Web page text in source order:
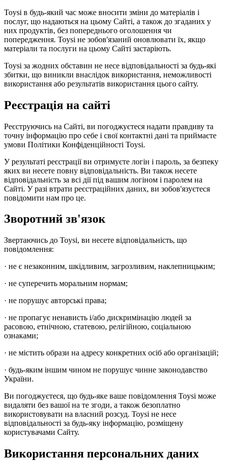
Toysi в будь-який час може вносити зміни до матеріалів і
послуг, що надаються на цьому Сайті, а також до згаданих у
них продуктів, без попереднього оголошення чи
попередження. Toysi не зобов'язаний оновлювати їх, якщо
матеріали та послуги на цьому Сайті застаріють.
Toysi за жодних обставин не несе відповідальності за будь-які
збитки, що виникли внаслідок використання, неможливості
використання або результатів використання цього сайту.
Реєстрація на сайті
Реєструючись на Сайті, ви погоджуєтеся надати правдиву та
точну інформацію про себе і свої контактні дані та приймаєте
умови Політики Конфіденційності Toysi.
У результаті реєстрації ви отримуєте логін і пароль, за безпеку
яких ви несете повну відповідальність. Ви також несете
відповідальність за всі дії під вашим логіном і паролем на
Сайті. У разі втрати реєстраційних даних, ви зобов'язуєтеся
повідомити нам про це.
Зворотний зв'язок
Звертаючись до Toysi, ви несете відповідальність, що
повідомлення:
· не є незаконним, шкідливим, загрозливим, наклепницьким;
· не суперечить моральним нормам;
· не порушує авторські права;
· не пропагує ненависть і/або дискримінацію людей за
расовою, етнічною, статевою, релігійною, соціальною
ознаками;
· не містить образи на адресу конкретних осіб або організацій;
· будь-яким іншим чином не порушує чинне законодавство
України.
Ви погоджуєтеся, що будь-яке ваше повідомлення Toysi може
видаляти без вашої на те згоди, а також безоплатно
використовувати на власний розсуд. Toysi не несе
відповідальності за будь-яку інформацію, розміщену
користувачами Сайту.
Використання персональних даних